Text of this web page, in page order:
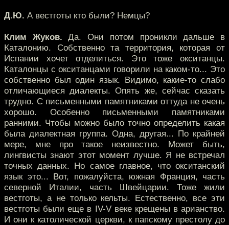
Д.Ю. А вестготы кто были? Немцы?
Клим Жуков. Да. Они потом проникли дальше в
Каталонию. Собственно та территория, которая от
Испании хочет отделиться. Это тоже окситанцы.
Каталонцы с окситанцами говорили на каком-то... Это
собственно был один язык. Видимо, какие-то слабо
отличающиеся диалекты. Опять же, сейчас сказать
трудно. С письменными памятниками оттуда не очень
хорошо. Особенно письменными памятниками
ранними. Чтобы можно было точно определить какая
была диалектная группа. Одна, другая... По крайней
мере, мне про такое неизвестно. Может быть,
лингвисты знают этот момент лучше. Я не встречал
точных данных. Но самое главное, что окситанский
язык это... Вот, пожалуйста, южная Франция, часть
северной Италии, часть Швейцарии. Тоже жили
вестготы, а не только кельты. Естественно, все эти
вестготы были еще в IV-V веке крещены в арианство.
И они к католической церкви, к папскому престолу до